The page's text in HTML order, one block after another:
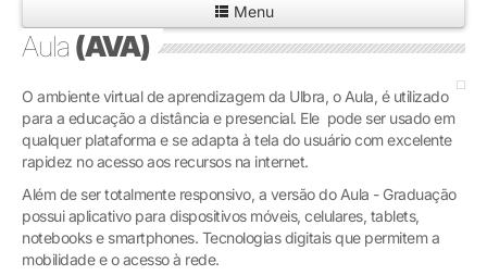
Matricule-se
Graduação
Pós-graduação
Educação a Distância
Extensão
Infraestrutura e Serviços
Inovação
Menu
Aula (AVA)
O ambiente virtual de aprendizagem da Ulbra, o Aula, é utilizado
para a educação a distância e presencial. Ele pode ser usado em
qualquer plataforma e se adapta à tela do usuário com excelente
rapidez no acesso aos recursos na internet.
Além de ser totalmente responsivo, a versão do Aula - Graduação
possui aplicativo para dispositivos móveis, celulares, tablets,
notebooks e smartphones. Tecnologias digitais que permitem a
mobilidade e o acesso à rede.